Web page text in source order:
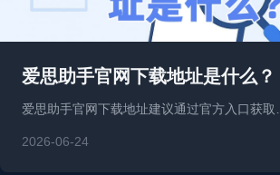
爱思助手官网下载地址是什么？
爱思助手官网下载地址建议通过官方入口获
2026-06-24